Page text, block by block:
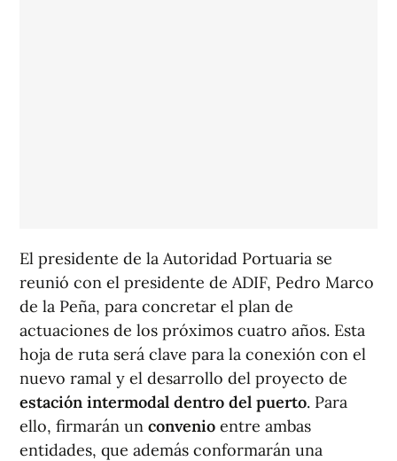
El presidente de la Autoridad Portuaria se
reunió con el presidente de ADIF, Pedro Marco
de la Peña, para concretar el plan de
actuaciones de los próximos cuatro años. Esta
hoja de ruta será clave para la conexión con el
nuevo ramal y el desarrollo del proyecto de
estación intermodal dentro del puerto. Para
ello, firmarán un convenio entre ambas
entidades, que además conformarán una